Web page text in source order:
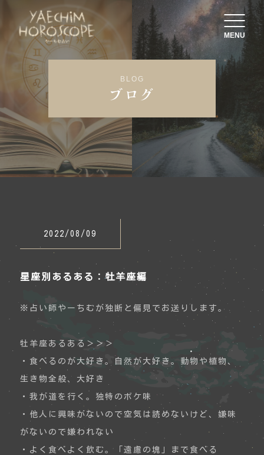
MENU
BLOG
ブログ
2022/08/09
星座別あるある：牡羊座編
※占い師やーちむが独断と偏見でお送りします。
牡羊座あるある＞＞＞
・食べるのが大好き。自然が大好き。動物や植物、
生き物全般、大好き
・我が道を行く。独特のボケ味
・他人に興味がないので空気は読めないけど、嫌味
がないので嫌われない
・よく食べよく飲む。「遠慮の塊」まで食べる